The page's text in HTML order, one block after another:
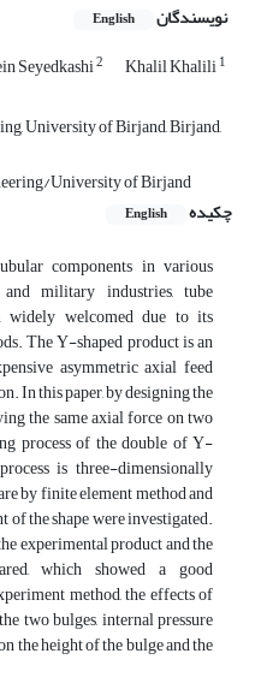
نویسندگان English
Seyedkashi2 Khalil Khalili1
University of Birjand, Birjand,
University of Birjand
چکیده
English
components in various
military industries, tube
widely welcomed due to its
The Y-shaped product is an
asymmetric axial feed
In this paper, by designing the
the same axial force on two
process of the double of Y-
is three-dimensionally
by finite element method and
the shape were investigated.
experimental product and the
which showed a good
method, the effects of
two bulges, internal pressure
the height of the bulge and the